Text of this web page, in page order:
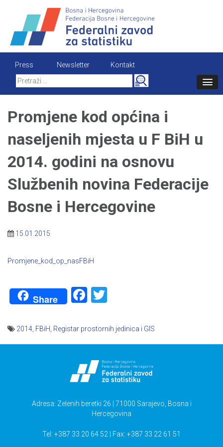
content
Press Newsletter
Kontakt
Search
for:
Promjene kod općina i
naseljenih mjesta u F BiH u
2014. godini na osnovu
Službenih novina Federacije
Bosne i Hercegovine
15.01.2015
Promjene_kod_op_nasFBiH
Share Facebook
2014 FBiH Registar prostornih jedinica i GIS
Adresa: Zelenih beretki 26 | 71000 Sarajevo, Bosna i
Hercegovina
Tel: +387 33 20 64 52 | Fax: +387 33 22 61 51